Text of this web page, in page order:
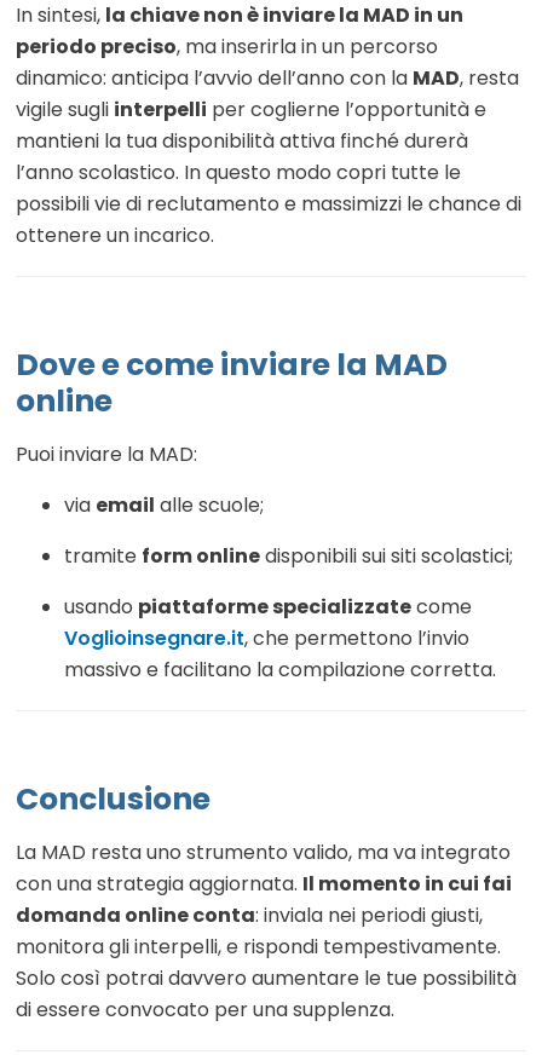
In sintesi, la chiave non è inviare la MAD in un
periodo preciso, ma inserirla in un percorso
dinamico: anticipa l’avvio dell’anno con la MAD, resta
vigile sugli interpelli per coglierne l’opportunità e
mantieni la tua disponibilità attiva finché durerà
l’anno scolastico. In questo modo copri tutte le
possibili vie di reclutamento e massimizzi le chance di
ottenere un incarico.
Dove e come inviare la MAD
online
Puoi inviare la MAD:
via email alle scuole;
tramite form onlinedisponibili sui siti scolastici;
usando piattaforme specializzatecome
Voglioinsegnare.it, che permettono l’invio
massivo e facilitano la compilazione corretta.
Conclusione
La MAD resta uno strumento valido, ma va integrato
con una strategia aggiornata. Il momento in cui fai
domanda online conta: inviala nei periodi giusti,
monitora gli interpelli, e rispondi tempestivamente.
Solo così potrai davvero aumentare le tue possibilità
di essere convocato per una supplenza.